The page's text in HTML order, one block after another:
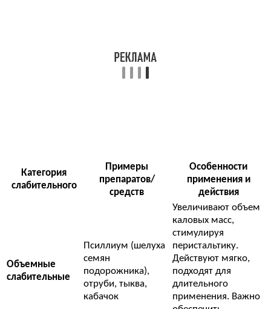
Категория
слабительного
Примеры
препаратов/
средств
Особенности
применения и
действия
Объемные
слабительные
Псиллиум (шелуха
семян
подорожника),
отруби, тыква,
кабачок
Увеличивают объем
каловых масс,
стимулируя
перистальтику.
Действуют мягко,
подходят для
длительного
применения. Важно